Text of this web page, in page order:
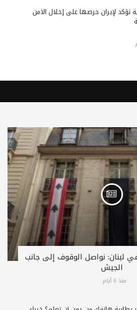
تؤكد لإيران حرصها على إحلال الأمن
لبنان: نواصل الوقوف إلى جانب
الجيش
منذ 6 أيام